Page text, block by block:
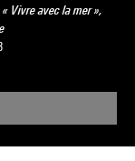
Vivre avec la mer »,